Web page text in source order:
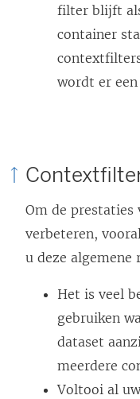
filter blijft
container
wordt er
Om de
verbeteren,
u deze algemene
Het is veel
gebruiken
dataset
meerdere
Voltooi al uw